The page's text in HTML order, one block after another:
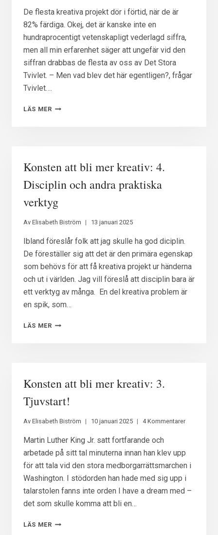
OM
BESLUTSFATTANDE
FRÅN
DAVID
LYNCH
OCH
TVÅÅRING
ALVA
De flesta kreativa projekt dör i förtid, när de är
82% färdiga. Okej, det är kanske inte en
hundraprocentigt vetenskapligt vederlagd siffra,
men all min erfarenhet säger att ungefär vid den
siffran drabbas de flesta av oss av Det Stora
Tvivlet. – Men vad blev det här egentligen?, frågar
Tvivlet….
LÄS MERKONSTEN
TA
ÖVER
82%-
TVIVLET
Konsten att bli mer kreativ: 4.
Disciplin och andra praktiska
verktyg
Av Elisabeth Biström 13 januari 2025
Ibland föreslår folk att jag skulle ha god diciplin.
De föreställer sig att det är den primära egenskap
som behövs för att få kreativa projekt ur händerna
och ut i världen. Jag vill föreslå att disciplin bara är
ett verktyg av många. En del kreativa problem är
en spik, som…
LÄS MERKONSTEN
DISCIPLIN
ANDRA
Konsten att bli mer kreativ: 3.
Tjuvstart!
Av Elisabeth Biström 10 januari 2025 4 Kommentarer
Martin Luther King Jr. satt fortfarande och
arbetade på sitt tal minuterna innan han klev upp
för att tala vid den stora medborgarrättsmarchen i
Washington. I stödorden han hade med sig upp i
talarstolen fanns inte orden I have a dream med –
det som skulle komma att bli en…
LÄS MERKONSTEN